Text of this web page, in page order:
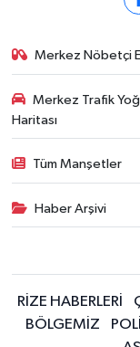
Merkez Nöbetçi
Merkez Trafik
Haritası
Tüm Manşetler
Haber Arşivi
RİZE HABERLERİ
BÖLGEMİZ